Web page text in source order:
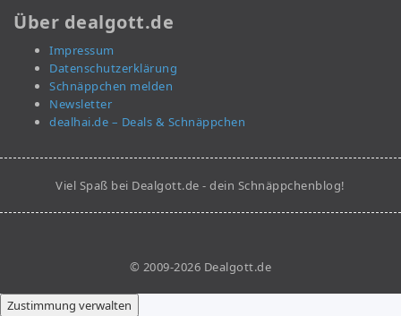
Über dealgott.de
Impressum
Datenschutzerklärung
Schnäppchen melden
Newsletter
dealhai.de – Deals & Schnäppchen
Viel Spaß bei Dealgott.de - dein Schnäppchenblog!
© 2009-2026 Dealgott.de
Zustimmung verwalten